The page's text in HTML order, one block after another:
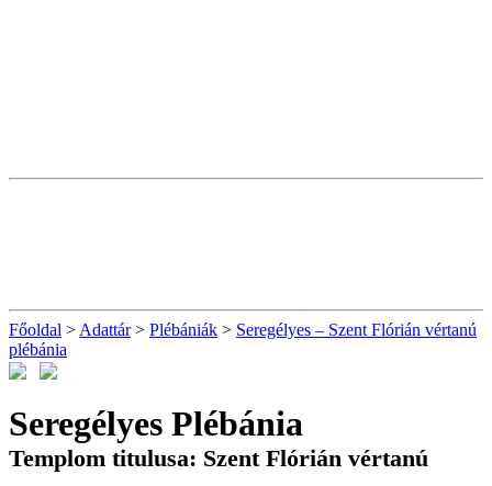
Főoldal > Adattár> Plébániák > Seregélyes – Szent Flórián vértanú
plébánia
Seregélyes Plébánia
Templom titulusa: Szent Flórián vértanú